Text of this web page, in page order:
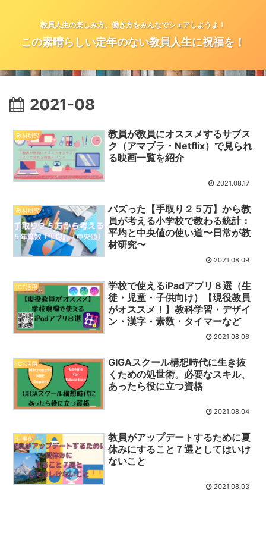
教員人生の楽しみ方、働き方をみんなでシェアしようよ！
この素晴らしい定年のない教員人生に祝福を！
2021-08
教材研究
教員が教員にオススメするサブス
ク（アマプラ・Netflix）で見られ
る映画一覧を紹介
2021.08.17
教材研究
バズった【手取り２５万】から教
員が考える小学校で教わる統計：
平均と中央値の使い道〜日常が教
材研究〜
2021.08.09
ICT活用
学校で使えるiPadアプリ８選（生
徒・児童・子供向け）【現役教員
がオススメ！】教科学習・デザイ
ン・漢字・素数・タイマーなど
2021.08.06
ICT活用
GIGAスクール構想時代に生き抜
くための処世術。必要なスキル、
あったら役に立つ資格
2021.08.04
仕事術
教員がアップデートするために夏
休みにすること７選としてはいけ
ないこと
2021.08.03